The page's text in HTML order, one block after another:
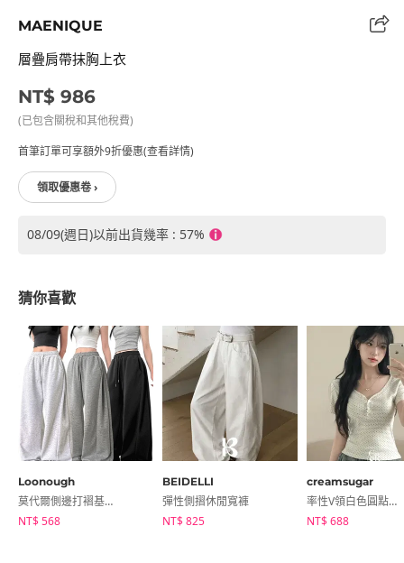
MAENIQUE
層疊肩帶抹胸上衣
NT$ 986
(已包含關稅和其他稅費)
首筆訂單可享額外9折優惠(查看詳情)
領取優惠卷 ›
08/09(週日)以前出貨幾率 : 57%
猜你喜歡
Loonough
莫代爾側邊打褶基本寬版長褲
NT$ 568
BEIDELLI
彈性側摺休閒寬褲
NT$ 825
creamsugar
率性V領白色圓點排扣短袖T恤
NT$ 688